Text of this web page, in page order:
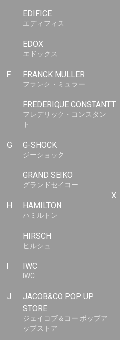
EDIFICE
エディフィス
EDOX
エドックス
F FRANCK MULLER
フランク・ミュラー
FREDERIQUE CONSTANT
フレデリック・コンスタン
ト
G G-SHOCK
ジーショック
GRAND SEIKO
グランドセイコー
H HAMILTON
ハミルトン
HIRSCH
ヒルシュ
IWC
IWC
J
JACOB&CO POP UP
STORE
ジェイコブ＆コー ポップア
ップストア
T
X